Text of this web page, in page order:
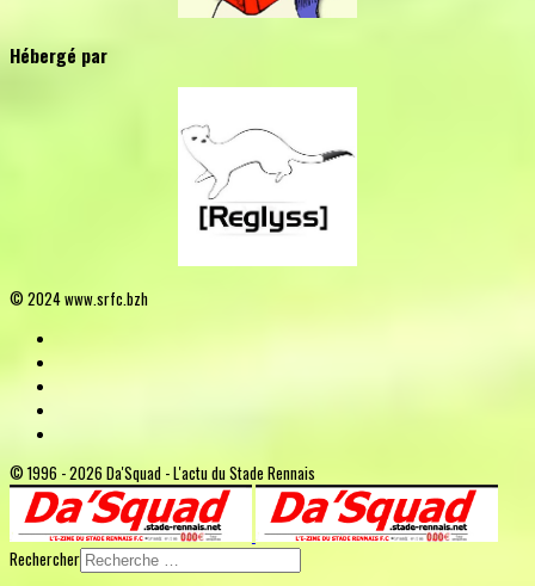
Hébergé par
© 2024 www.srfc.bzh
© 1996 - 2026 Da'Squad - L'actu du Stade Rennais
Rechercher